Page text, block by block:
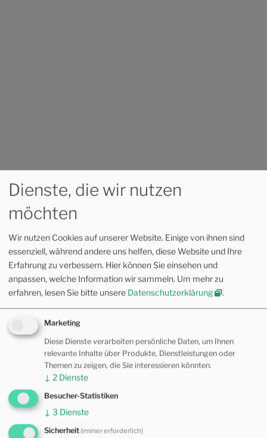
Verzeichnis der gesetzlichen Krankenkassen, die Osteopathie
bezuschussen
BG-Verordnungen werden mit 75,00 EUR die
Behandlung durch die Berufsgenossenschaft
bezuschusst.
Bitte erkundige dich vor Behandlungsbeginn bei deiner
nach den Modalitäten.
Zur Information über meine Qualifikation und zur
Weitergabe an die Krankenkasse
Meine Ausbildung umfasst 1.350 Ausbildungsstunden.
Ich bin zertifiziert nach den
Bundesarbeitsgemeinschaft Osteopathie
Dienste, die wir nutzen
möchten
Wir nutzen Cookies auf unserer Website. Einige von ihnen sind
essenziell, während andere uns helfen, diese Website und Ihre
Erfahrung zu verbessern. Hier können Sie einsehen und
anpassen, welche Information wir sammeln. Um mehr zu
erfahren, lesen Sie bitte unsere Datenschutzerklärung .
Marketing
Diese Dienste verarbeiten persönliche Daten, um Ihnen
relevante Inhalte über Produkte, Dienstleistungen oder
Themen zu zeigen, die Sie interessieren könnten.
↓ 2 Dienste
Besucher-Statistiken
↓ 3 Dienste
Sicherheit(immer erforderlich)